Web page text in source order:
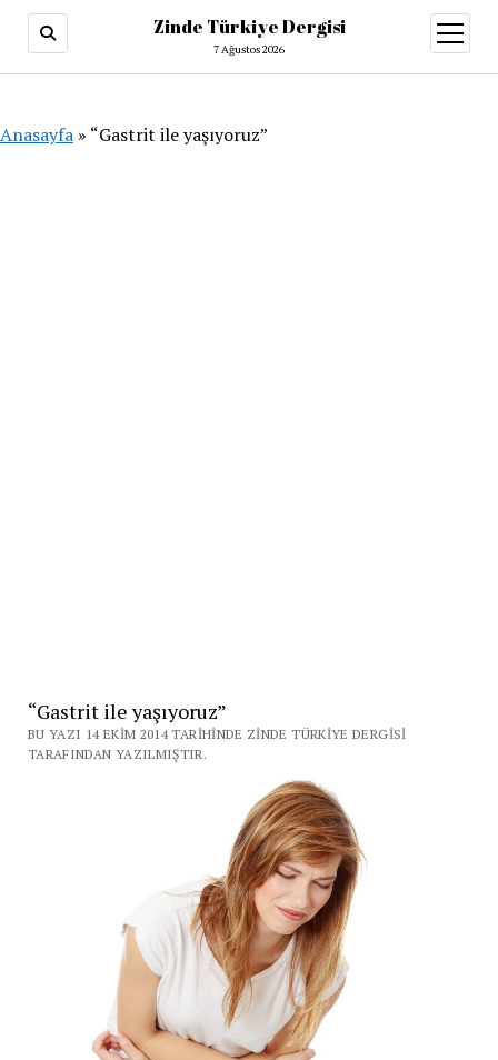
Zinde Türkiye Dergisi
7 Ağustos 2026
aç
Anasayfa » “Gastrit ile yaşıyoruz”
“Gastrit ile yaşıyoruz”
BU YAZI 14 EKIM 2014 TARIHINDE ZINDE TÜRKIYE DERGISI
TARAFINDAN YAZILMIŞTIR.